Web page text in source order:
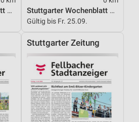
Stuttgarter Wochenblatt KW 25_2026 Stuttgarter Wochenblatt KW 26_2026
Gültig bis Fr. 25.09.
Stuttgarter Zeitung